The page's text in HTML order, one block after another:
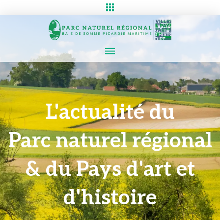
L'actualité du
Parc naturel régional
& du Pays d'art et
d'histoire